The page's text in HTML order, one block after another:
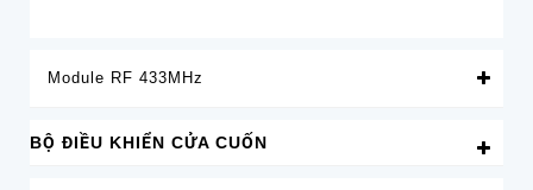
Module RF 433MHz
BỘ ĐIỀU KHIỂN CỬA CUỐN